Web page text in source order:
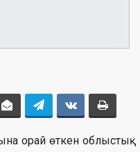
орай өткен облыстық